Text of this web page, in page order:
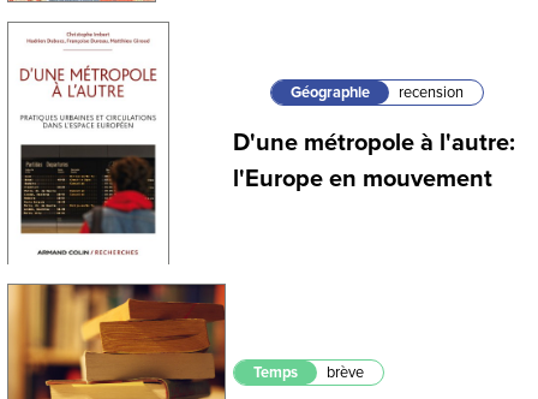
Géographie recension
D'une métropole à l'autre:
l'Europe en mouvement
Temps brève